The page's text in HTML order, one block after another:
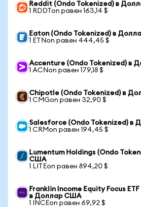
Reddit (Ondo Tokenized) в
1 RDDTon равен 163,14 $
Eaton (Ondo Tokenized) в
1 ETNon равен 444,45 $
Accenture (Ondo Tokenized) в
1 ACNon равен 179,18 $
Chipotle (Ondo Tokenized) в
1 CMGon равен 32,90 $
Salesforce (Ondo Tokenized) в
1 CRMon равен 194,45 $
Lumentum Holdings (Ondo
США
1 LITEon равен 894,20 $
Franklin Income Equity Focus
в Доллар США
1 INCEon равен 69,92 $